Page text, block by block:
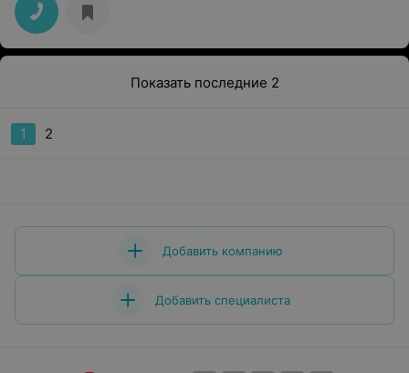
Показать последние 2
1 2
Добавить компанию
Добавить специалиста